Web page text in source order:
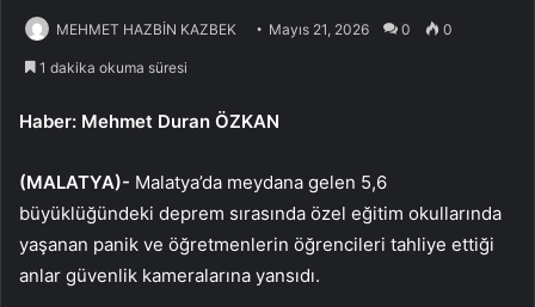
MEHMET HAZBİN KAZBEK Mayıs 21, 2026 0 0
1 dakika okuma süresi
Haber: Mehmet Duran ÖZKAN
(MALATYA)- Malatya’da meydana gelen 5,6
büyüklüğündeki deprem sırasında özel eğitim okullarında
yaşanan panik ve öğretmenlerin öğrencileri tahliye ettiği
anlar güvenlik kameralarına yansıdı.